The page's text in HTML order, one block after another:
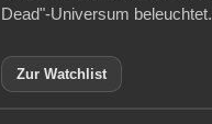
Dead"-Universum beleuchtet.
Zur Watchlist